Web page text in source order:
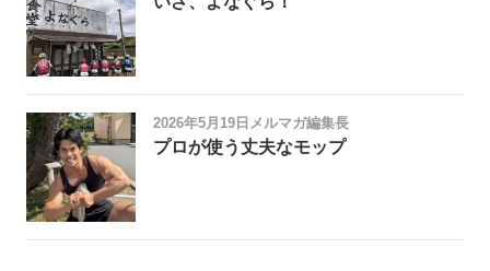
2026年5月19日 メルマガ編集長
プロが使う丈夫なモップ